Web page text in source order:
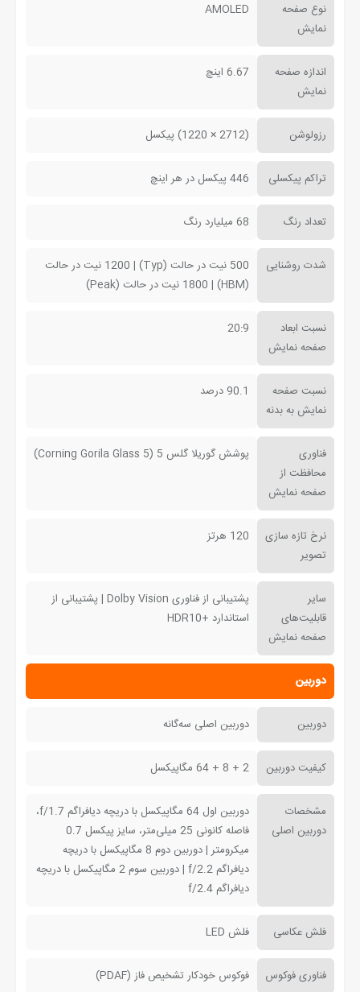
نوع صفحه
نمایش
AMOLED
اندازه صفحه
نمایش
6.67 اینچ
رزولوشن (2712 × 1220) پیکسل
تراکم پیکسلی 446 پیکسل در هر اینچ
تعداد رنگ 68 میلیارد رنگ
شدت روشنایی
500 نیت در حالت (Typ) | 1200 نیت در حالت
(HBM) | 1800 نیت در حالت (Peak)
نسبت ابعاد
صفحه نمایش
20:9
نسبت صفحه
نمایش به بدنه
90.1 درصد
فناوری
محافظت از
صفحه نمایش
پوشش گوریلا گلس 5 (Corning Gorila Glass 5)
نرخ تازه سازی
تصویر
120 هرتز
سایر
قابلیت‌های
صفحه نمایش
پشتیبانی از فناوری Dolby Vision | پشتیبانی از
استاندارد +HDR10
دوربین
دوربین دوربین اصلی سه‌گانه
کیفیت دوربین 2 + 8 + 64 مگاپیکسل
مشخصات
دوربین اصلی
دوربین اول 64 مگاپیکسل با دریچه دیافراگم f/1.7،
فاصله کانونی 25 میلی‌متر، سایز پیکسل 0.7
میکرومتر | دوربین دوم 8 مگاپیکسل با دریچه
دیافراگم f/2.2 | دوربین سوم 2 مگاپیکسل با دریچه
دیافراگم f/2.4
فلش عکاسی فلش LED
فناوری فوکوس فوکوس خودکار تشخیص فاز (PDAF)